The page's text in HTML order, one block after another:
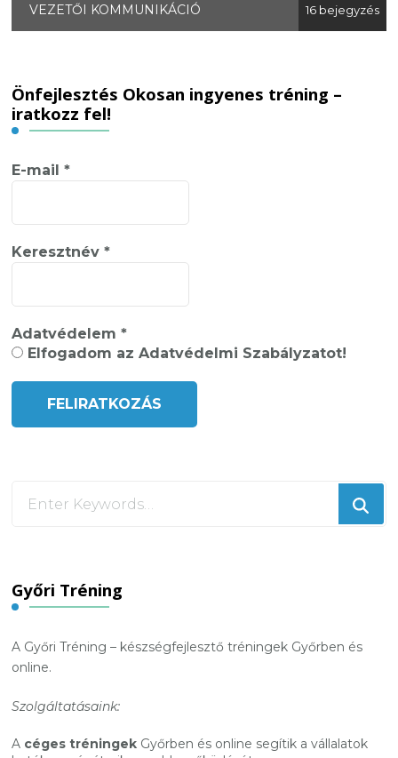
VEZETŐI KOMMUNIKÁCIÓ 16 bejegyzés
Önfejlesztés Okosan ingyenes tréning –
iratkozz fel!
E-mail*
Keresztnév*
Adatvédelem*
Elfogadom az Adatvédelmi Szabályzatot!
Győri Tréning
A Győri Tréning – készségfejlesztő tréningek Győrben és
online.
Szolgáltatásaink:
A céges tréningek Győrben és online segítik a vállalatok